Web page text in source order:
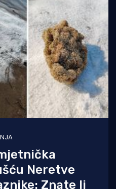
Neretve
Znate li